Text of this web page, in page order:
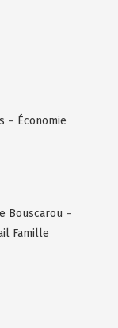
– Économie
Bouscarou –
Famille